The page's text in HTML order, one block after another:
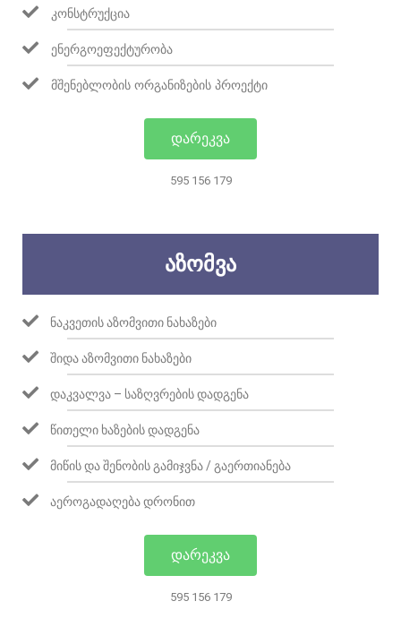
ᲙᲝᲜᲡᲢᲠᲣᲥᲪᲘᲐ
ᲔᲜᲔᲠᲒᲝᲔᲤᲔᲥᲢᲣᲠᲝᲑᲐ
ᲛᲨᲔᲜᲔᲑᲚᲝᲑᲘᲡ ᲝᲠᲒᲐᲜᲘᲖᲔᲑᲘᲡ ᲞᲠᲝᲔᲥᲢᲘ
ᲓᲐᲠᲔᲙᲕᲐ
595 156 179
ᲐᲖᲝᲛᲕᲐ
ᲜᲐᲙᲕᲔᲗᲘᲡ ᲐᲖᲝᲛᲕᲘᲗᲘ ᲜᲐᲮᲐᲖᲔᲑᲘ
ᲨᲘᲓᲐ ᲐᲖᲝᲛᲕᲘᲗᲘ ᲜᲐᲮᲐᲖᲔᲑᲘ
ᲓᲐᲙᲕᲐᲚᲕᲐ – ᲡᲐᲖᲦᲕᲠᲔᲑᲘᲡ ᲓᲐᲓᲒᲔᲜᲐ
ᲬᲘᲗᲔᲚᲘ ᲮᲐᲖᲔᲑᲘᲡ ᲓᲐᲓᲒᲔᲜᲐ
ᲛᲘᲬᲘᲡ ᲓᲐ ᲨᲔᲜᲝᲑᲘᲡ ᲒᲐᲛᲘᲯᲕᲜᲐ / ᲒᲐᲔᲠᲗᲘᲐᲜᲔᲑᲐ
ᲐᲔᲠᲝᲒᲐᲓᲐᲦᲔᲑᲐ ᲓᲠᲝᲜᲘᲗ
ᲓᲐᲠᲔᲙᲕᲐ
595 156 179